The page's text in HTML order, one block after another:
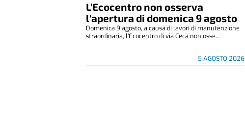
L’Ecocentro non osserva
l’apertura di domenica 9 agosto
5 AGOSTO 2026
Domenica 9 agosto, a causa di lavori di manutenzione
straordinaria, l’Ecocentro di via Ceca non osse...